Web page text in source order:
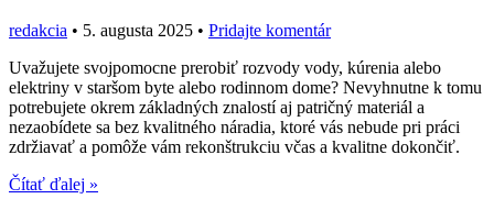
redakcia • 5. augusta 2025 • Pridajte komentár
Uvažujete svojpomocne prerobiť rozvody vody, kúrenia alebo
elektriny v staršom byte alebo rodinnom dome? Nevyhnutne k tomu
potrebujete okrem základných znalostí aj patričný materiál a
nezaobídete sa bez kvalitného náradia, ktoré vás nebude pri práci
zdržiavať a pomôže vám rekonštrukciu včas a kvalitne dokončiť.
Čítať ďalej »